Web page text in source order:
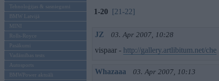
Tehnoloģijas & sasniegumi
BMW Latvijā
MINI
Rolls-Royce
Pasākumi
Vadāmības tests
Autosports
BMWPower aktuāli
1-20 [21-22]
JZ 03. Apr 2007, 10:28
vispaar - http://gallery.artlibitum.net/che
Whazaaa 03. Apr 2007, 10:13